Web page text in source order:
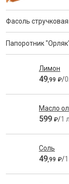
Фасоль стручковая
Папоротник
Лимон
49,99 ₽/
Масло
599 ₽/1 л
Соль
49,99 ₽/